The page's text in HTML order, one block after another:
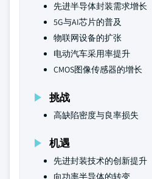
先进半导体封装需求增长
5G与AI芯片的普及
物联网设备的扩张
电动汽车采用率提升
CMOS图像传感器的增长
挑战
高缺陷密度与良率损失
机遇
先进封装技术的创新提升
向功率半导体的转变